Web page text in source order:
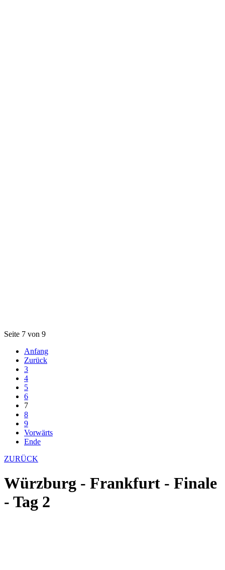
Seite 7 von 9
Anfang
Zurück
3
4
5
6
7
8
9
Vorwärts
Ende
ZURÜCK
Würzburg - Frankfurt - Finale
- Tag 2